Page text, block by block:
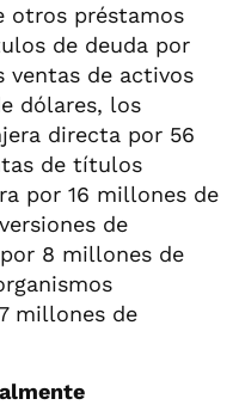
otros préstamos
de deuda por
ventas de activos
dólares, los
directa por 56
de títulos
por 16 millones de
de
8 millones de
millones de